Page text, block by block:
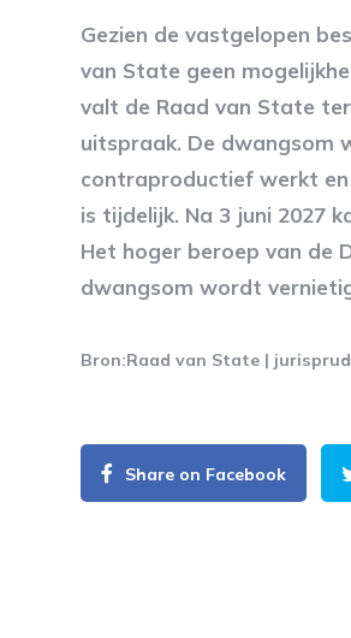
Gezien de vastgelopen
van State geen
valt de Raad van State
uitspraak. De dwangsom
contraproductief werkt
is tijdelijk. Na 3 juni 2027
Het hoger beroep van de
dwangsom wordt
Bron:Raad van State |
Share on Facebook